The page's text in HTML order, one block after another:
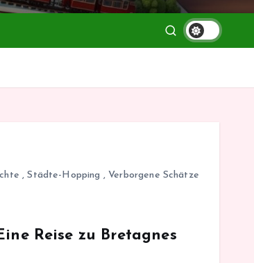
,Städte-Hopping ,Verborgene Schätze
Reise zu Bretagnes